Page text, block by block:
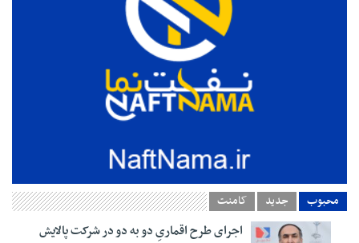
محبوب جدید کامنت
اجرای طرح اقماریِ دو به دو در شرکت پالایش